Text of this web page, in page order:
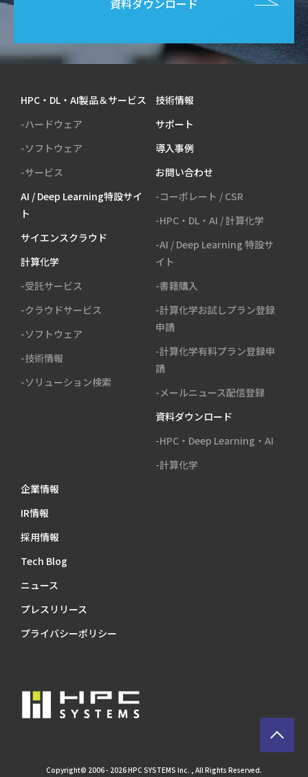
資料ダウンロード
HPC・DL・AI製品＆サービス
-ハードウェア
-ソフトウェア
-サービス
AI / Deep Learning特設サイ
ト
サイエンスクラウド
計算化学
-受託サービス
-クラウドサービス
-ソフトウェア
-技術情報
-ソリューション検索
技術情報
サポート
導入事例
お問い合わせ
-コーポレート / CSR
-HPC・DL・AI / 計算化学
-AI / Deep Learning 特設サ
イト
-書籍購入
-計算化学お試しプラン登録
申請
-計算化学有料プラン登録申
請
-メールニュース配信登録
資料ダウンロード
-HPC・Deep Learning・AI
-計算化学
企業情報
IR情報
採用情報
Tech Blog
ニュース
プレスリリース
プライバシーポリシー
Copyright© 2006 - 2026 HPC SYSTEMS Inc. , All Rights Reserved.